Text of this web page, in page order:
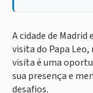
A cidade de
visita do Papa
visita é uma
sua presença e
desafios.